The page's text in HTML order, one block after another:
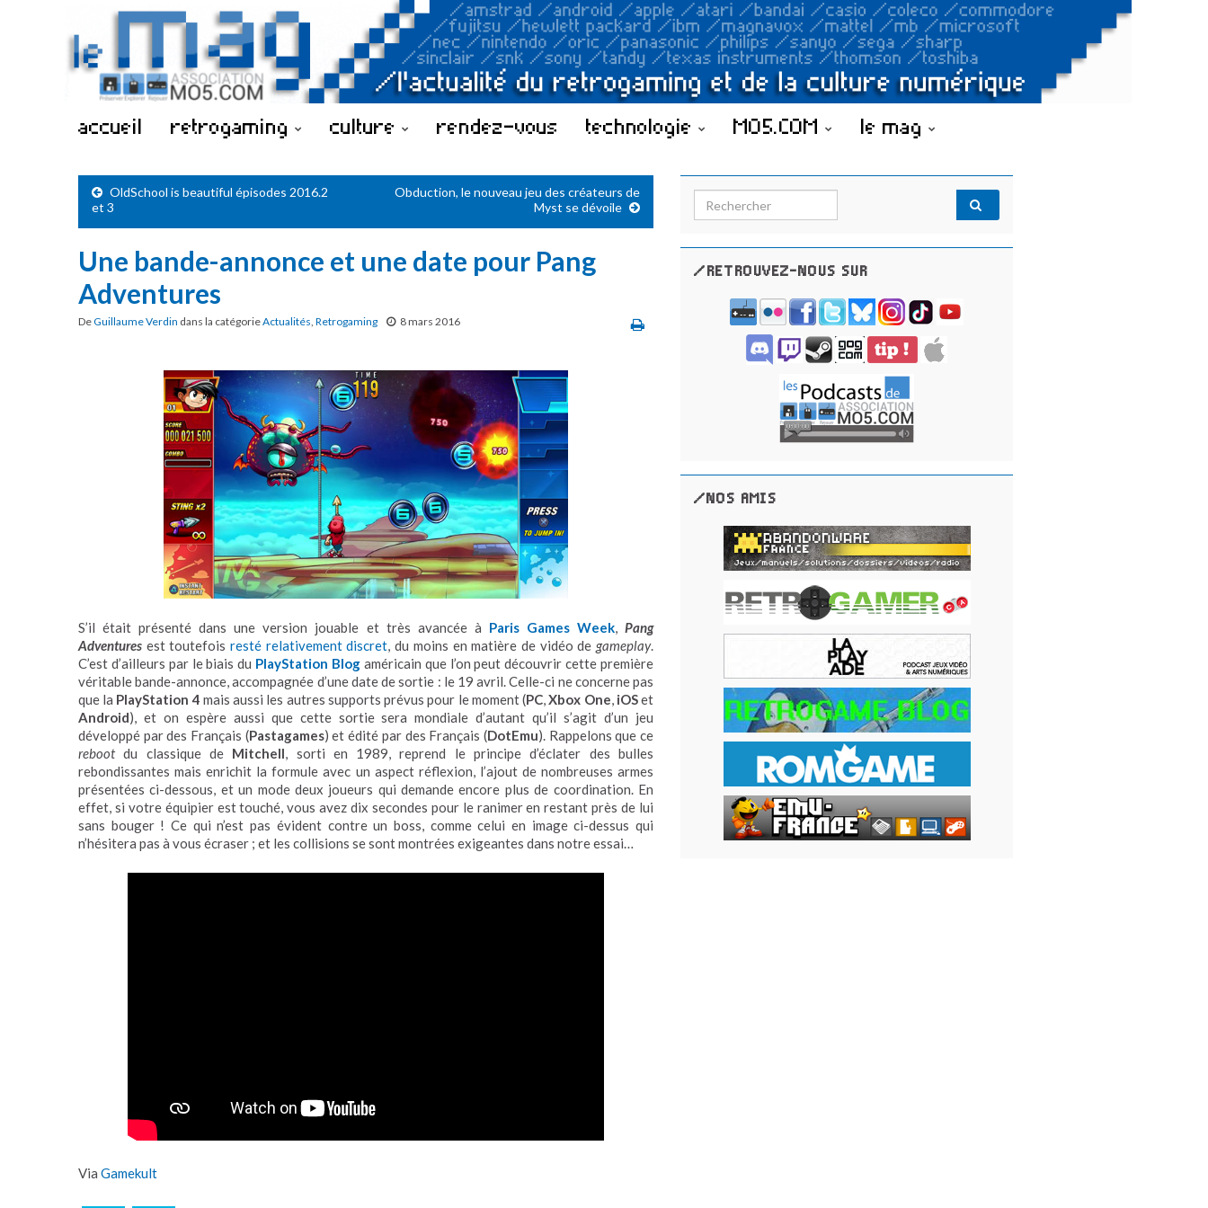
accueil retrogaming culture rendez-vous technologie MO5.COM le mag
OldSchool is beautiful épisodes 2016.2
et 3
Obduction, le nouveau jeu des créateurs de
Myst se dévoile
Une bande-annonce et une date pour Pang
Adventures
DeGuillaume Verdin dans la catégorieActualités, Retrogaming 8 mars 2016
S’il était présenté dans une version jouable et très avancée à Paris Games Week,Pang
Adventures est toutefoisresté relativement discret, du moins en matière de vidéo degameplay.
C’est d’ailleurs par le biais du PlayStation Blog américain que l’on peut découvrir cette première
véritable bande-annonce, accompagnée d’une date de sortie : le 19 avril. Celle-ci ne concerne pas
que la PlayStation 4 mais aussi les autres supports prévus pour le moment (PC,Xbox One, iOSet
Android), et on espère aussi que cette sortie sera mondiale d’autant qu’il s’agit d’un jeu
développé par des Français (Pastagames) et édité par des Français (DotEmu). Rappelons que ce
rebootdu classique de Mitchell, sorti en 1989, reprend le principe d’éclater des bulles
rebondissantes mais enrichit la formule avec un aspect réflexion, l’ajout de nombreuses armes
présentées ci-dessous, et un mode deux joueurs qui demande encore plus de coordination. En
effet, si votre équipier est touché, vous avez dix secondes pour le ranimer en restant près de lui
sans bouger ! Ce qui n’est pas évident contre un boss, comme celui en image ci-dessus qui
n’hésitera pas à vous écraser ; et les collisions se sont montrées exigeantes dans notre essai…
Via Gamekult
Search for:
/RETROUVEZ-NOUS SUR
/NOS AMIS